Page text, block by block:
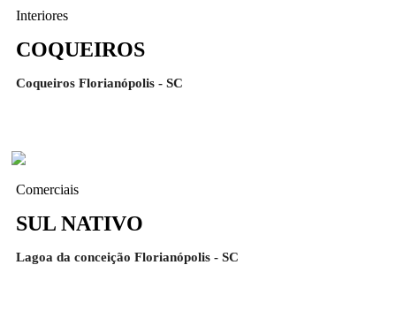
Interiores
COQUEIROS
Coqueiros Florianópolis - SC
Comerciais
SUL NATIVO
Lagoa da conceição Florianópolis - SC